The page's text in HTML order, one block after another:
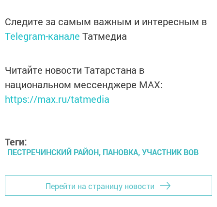
Следите за самым важным и интересным в
Telegram-канале Татмедиа
Читайте новости Татарстана в
национальном мессенджере MАХ:
https://max.ru/tatmedia
Теги:
ПЕСТРЕЧИНСКИЙ РАЙОН, ПАНОВКА, УЧАСТНИК ВОВ
Перейти на страницу новости